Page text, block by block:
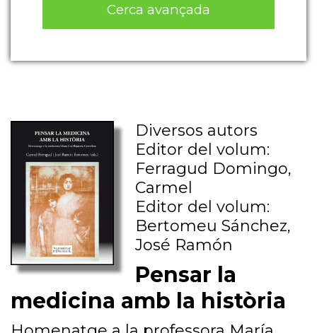
Cerca avançada
Diversos autors
Editor del volum:
Ferragud Domingo,
Carmel
Editor del volum:
Bertomeu Sánchez,
José Ramón
Pensar la
medicina amb la història